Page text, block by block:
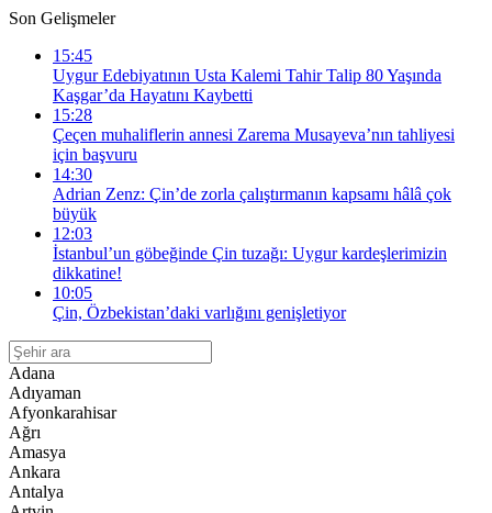
Son Gelişmeler
15:45
Uygur Edebiyatının Usta Kalemi Tahir Talip 80 Yaşında
Kaşgar’da Hayatını Kaybetti
15:28
Çeçen muhaliflerin annesi Zarema Musayeva’nın tahliyesi
için başvuru
14:30
Adrian Zenz: Çin’de zorla çalıştırmanın kapsamı hâlâ çok
büyük
12:03
İstanbul’un göbeğinde Çin tuzağı: Uygur kardeşlerimizin
dikkatine!
10:05
Çin, Özbekistan’daki varlığını genişletiyor
Adana
Adıyaman
Afyonkarahisar
Ağrı
Amasya
Ankara
Antalya